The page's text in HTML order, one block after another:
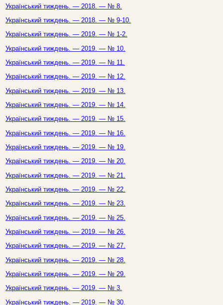
Український тиждень. — 2018. — № 8.
Український тиждень. — 2018. — № 9-10.
Український тиждень. — 2019. — № 1-2.
Український тиждень. — 2019. — № 10.
Український тиждень. — 2019. — № 11.
Український тиждень. — 2019. — № 12.
Український тиждень. — 2019. — № 13.
Український тиждень. — 2019. — № 14.
Український тиждень. — 2019. — № 15.
Український тиждень. — 2019. — № 16.
Український тиждень. — 2019. — № 19.
Український тиждень. — 2019. — № 20.
Український тиждень. — 2019. — № 21.
Український тиждень. — 2019. — № 22.
Український тиждень. — 2019. — № 23.
Український тиждень. — 2019. — № 25.
Український тиждень. — 2019. — № 26.
Український тиждень. — 2019. — № 27.
Український тиждень. — 2019. — № 28.
Український тиждень. — 2019. — № 29.
Український тиждень. — 2019. — № 3.
Український тиждень. — 2019. — № 30.